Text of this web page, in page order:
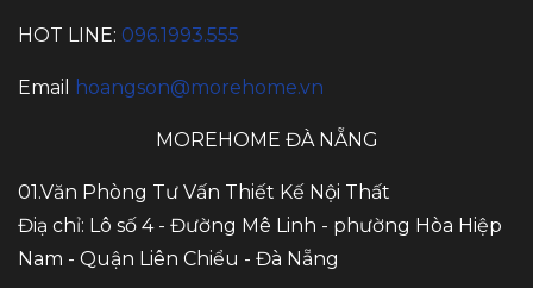
HOT LINE: 096.1993.555
Email hoangson@morehome.vn
MOREHOME ĐÀ NẴNG
01.Văn Phòng Tư Vấn Thiết Kế Nội Thất
Điạ chỉ: Lô số 4 - Đường Mê Linh - phường Hòa Hiệp
Nam - Quận Liên Chiểu - Đà Nẵng